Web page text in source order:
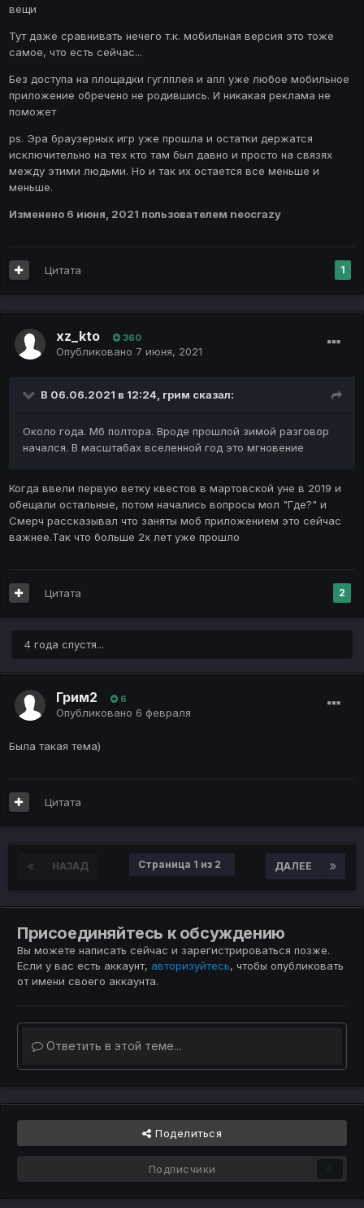
вещи
Тут даже сравнивать нечего т.к. мобильная версия это тоже
самое, что есть сейчас...
Без доступа на площадки гуглплея и апл уже любое мобильное
приложение обречено не родившись. И никакая реклама не
поможет
ps. Эра браузерных игр уже прошла и остатки держатся
исключительно на тех кто там был давно и просто на связях
между этими людьми. Но и так их остается все меньше и
меньше.
Изменено 6 июня, 2021 пользователем neocrazy
1
Цитата
xz_kto 360
Опубликовано 7 июня, 2021
В 06.06.2021 в 12:24, грим сказал:
Около года. Мб полтора. Вроде прошлой зимой разговор
начался. В масштабах вселенной год это мгновение
Когда ввели первую ветку квестов в мартовской уне в 2019 и
обещали остальные, потом начались вопросы мол "Где?" и
Смерч рассказывал что заняты моб приложением это сейчас
важнее.Так что больше 2х лет уже прошло
2
Цитата
4 года спустя...
Грим2 6
Опубликовано 6 февраля
Была такая тема)
Цитата
НАЗАД ДАЛЕЕ
Страница 1 из 2
Присоединяйтесь к обсуждению
Вы можете написать сейчас и зарегистрироваться позже.
Если у вас есть аккаунт, авторизуйтесь, чтобы опубликовать
от имени своего аккаунта.
Ответить в этой теме...
Поделиться
Подписчики 0